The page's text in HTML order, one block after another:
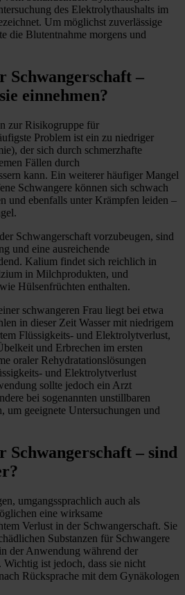
des Elektrolythaushalts im
Um möglichst zuverlässige
die Blutentnahme morgens und
–
einnehmen?
zur Risikogruppe für
Problem ist ein zu niedriger
der sich durch schmerzhafte
Fällen durch
kann. Ein weiterer häufiger Mangel
Schwangere können sich schwach
und ebenfalls unter Krämpfen leiden –
Schwangerschaft vorzubeugen, sind
und eine ausreichende
Kalium findet sich reichlich in
in Milchprodukten, und
Hülsenfrüchten enthalten.
schwangeren Frau liegt bei etwa
in dieser Zeit Wasser mit niedrigem
Flüssigkeits- und Elektrolytverlust,
und Erbrechen im ersten
oraler Rehydratationslösungen
und Elektrolytverlust
sollte jedoch ein Arzt
bei sogenannten unstillbaren
um geeignete Untersuchungen und
– sind
umgangssprachlich auch als
eine wirksame
Verlust in der Schwangerschaft. Sie
Substanzen für Schwangere
der Anwendung während der
Wichtig ist jedoch, dass sie nicht
Rücksprache mit dem Gynäkologen